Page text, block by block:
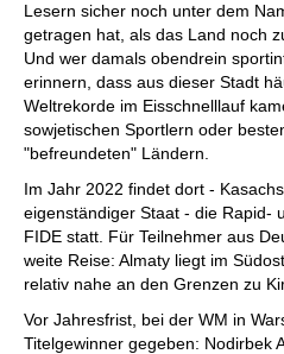
Lesern sicher noch unter dem
getragen hat, als das Land noch
Und wer damals obendrein
erinnern, dass aus dieser Stadt
Weltrekorde im Eisschnelllauf
sowjetischen Sportlern oder
"befreundeten" Ländern.
Im Jahr 2022 findet dort -
eigenständiger Staat - die Rapid-
FIDE statt. Für Teilnehmer aus
weite Reise: Almaty liegt im
relativ nahe an den Grenzen zu
Vor Jahresfrist, bei der WM in
Titelgewinner gegeben: Nodirbek